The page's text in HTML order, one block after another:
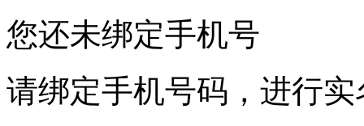
您还未绑定手机号
请绑定手机号码，进行